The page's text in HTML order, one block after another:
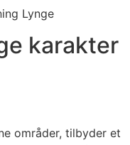
Lynge
karakter
områder, tilbyder et